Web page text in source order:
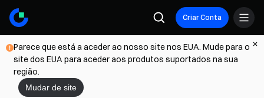
Criar Conta
Parece que está a aceder ao nosso site nos EUA. Mude para o
site dos EUA para aceder aos produtos suportados na sua
região.
Mudar de site